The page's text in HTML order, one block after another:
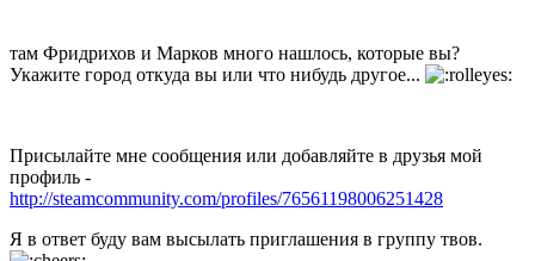
там Фридрихов и Марков много нашлось, которые вы?
Укажите город откуда вы или что нибудь другое...
Присылайте мне сообщения или добавляйте в друзья мой
профиль -
http://steamcommunity.com/profiles/76561198006251428
Я в ответ буду вам высылать приглашения в группу твов.